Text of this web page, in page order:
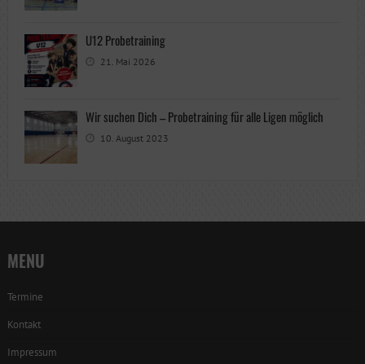
U12 Probetraining
21. Mai 2026
Wir suchen Dich – Probetraining für alle Ligen möglich
10. August 2023
MENU
Termine
Kontakt
Impressum